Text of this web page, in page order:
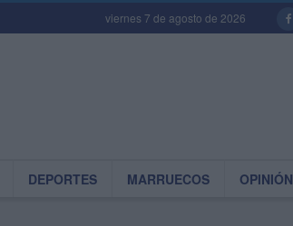
viernes 7 de agosto de 2026
DEPORTES MARRUECOS OPINIÓN